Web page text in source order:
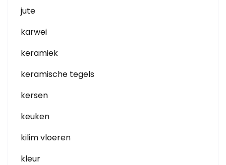
jute
karwei
keramiek
keramische tegels
kersen
keuken
kilim vloeren
kleur